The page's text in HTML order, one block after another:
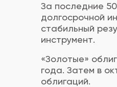
За последние
долгосрочной
стабильный
инструмент.
«Золотые»
года. Затем в
облигаций.